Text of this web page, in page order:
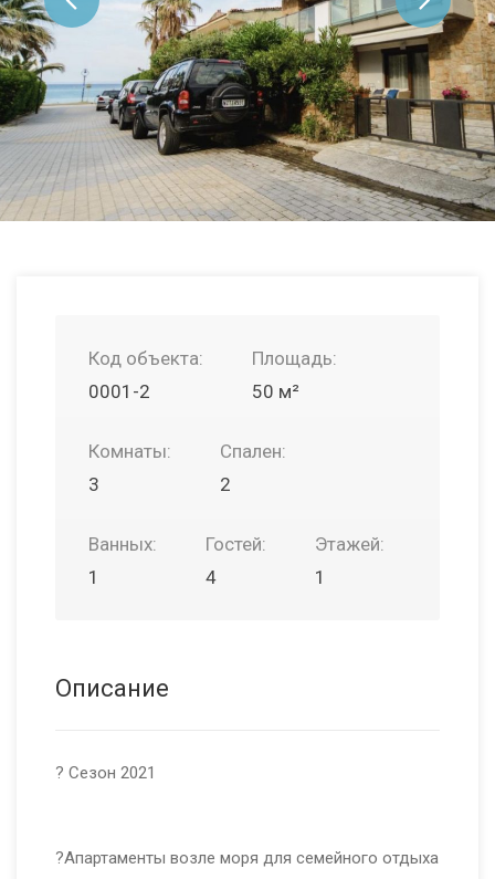
Код объекта:
0001-2
Площадь:
50 м²
Комнаты:
3
Спален:
2
Ванных:
1
Гостей:
4
Этажей:
1
Описание
? Сезон 2021
?Апартаменты возле моря для семейного отдыха